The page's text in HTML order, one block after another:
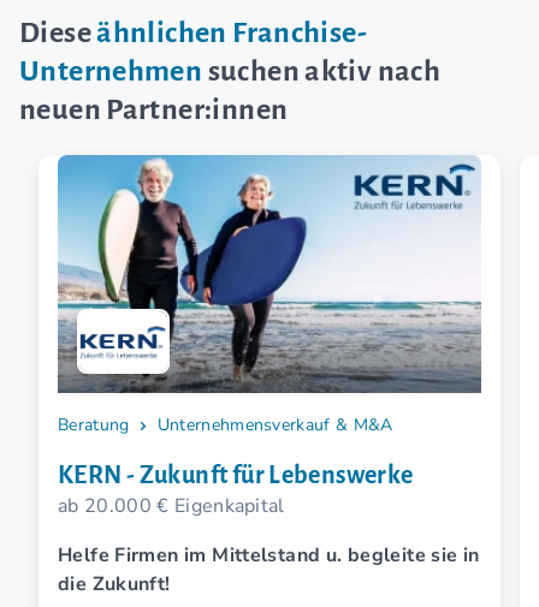
Dieseähnlichen Franchise-
Unternehmen suchen aktiv nach
neuen Partner:innen
Beratung Unternehmensverkauf & M&A
KERN - Zukunft für Lebenswerke
ab 20.000 € Eigenkapital
Helfe Firmen im Mittelstand u. begleite sie in
die Zukunft!